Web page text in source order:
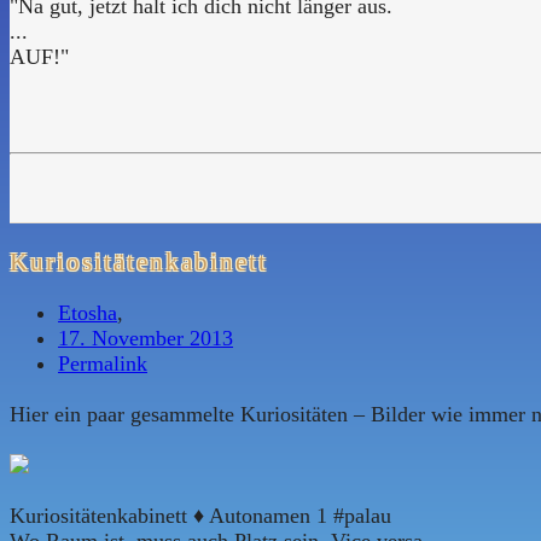
"Na gut, jetzt halt ich dich nicht länger aus.
...
AUF!"
Kuriositätenkabinett
Etosha,
17. November 2013
Permalink
Hier ein paar gesammelte Kuriositäten – Bilder wie immer
Kuriositätenkabinett ♦ Autonamen 1 #palau